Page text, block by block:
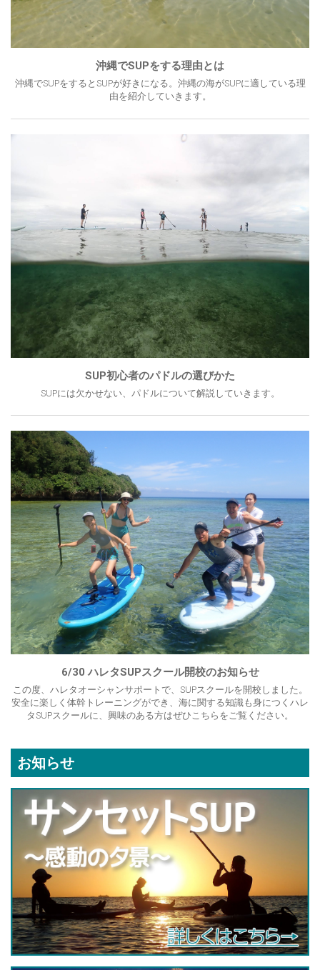
沖縄でSUPをする理由とは
沖縄でSUPをするとSUPが好きになる。沖縄の海がSUPに適している理
由を紹介していきます。
SUP初心者のパドルの選びかた
SUPには欠かせない、パドルについて解説していきます。
6/30 ハレタSUPスクール開校のお知らせ
この度、ハレタオーシャンサポートで、SUPスクールを開校しました。
安全に楽しく体幹トレーニングができ、海に関する知識も身につくハレ
タSUPスクールに、興味のある方はぜひこちらをご覧ください。
お知らせ